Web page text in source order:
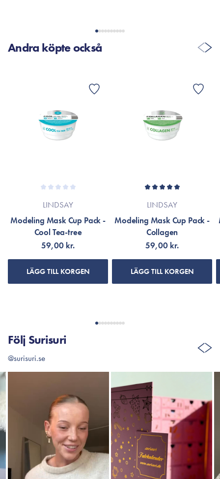
Andra köpte också
LINDSAY
Modeling Mask Cup Pack -
Cool Tea-tree
59,00 kr.
LÄGG TILL KORGEN
LINDSAY
Modeling Mask Cup Pack -
Collagen
59,00 kr.
LÄGG TILL KORGEN
Följ Surisuri
@surisuri.se